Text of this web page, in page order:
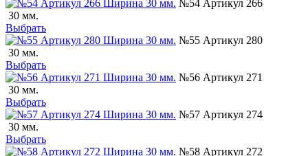
№54 Артикул 266
30 мм.
Выбрать
№55 Артикул 280
30 мм.
Выбрать
№56 Артикул 271
30 мм.
Выбрать
№57 Артикул 274
30 мм.
Выбрать
№58 Артикул 272